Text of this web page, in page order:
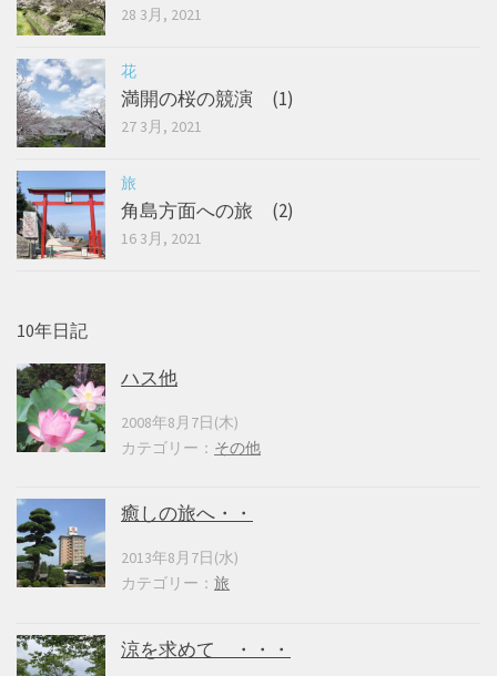
28 3月, 2021
花
満開の桜の競演 (1)
27 3月, 2021
旅
角島方面への旅 (2)
16 3月, 2021
10年日記
ハス他
2008年8月7日(木)
カテゴリー： その他
癒しの旅へ・・
2013年8月7日(水)
カテゴリー： 旅
涼を求めて ・・・